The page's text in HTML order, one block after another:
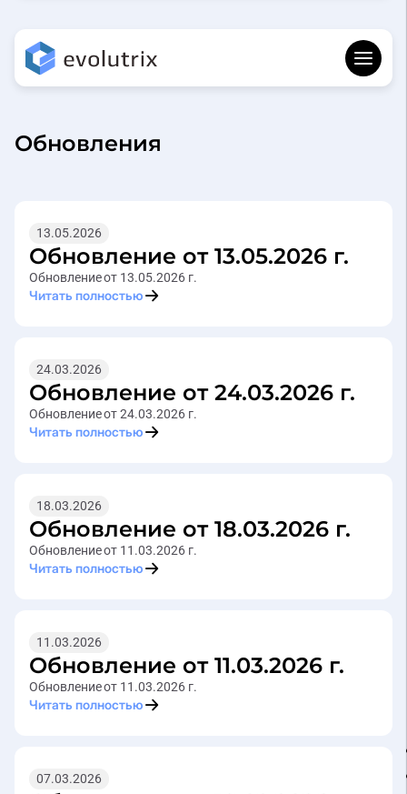
Обновления
13.05.2026
Обновление от 13.05.2026 г.
Обновление от 13.05.2026 г.
Читать полностью
24.03.2026
Обновление от 24.03.2026 г.
Обновление от 24.03.2026 г.
Читать полностью
18.03.2026
Обновление от 18.03.2026 г.
Обновление от 11.03.2026 г.
Читать полностью
11.03.2026
Обновление от 11.03.2026 г.
Обновление от 11.03.2026 г.
Читать полностью
07.03.2026